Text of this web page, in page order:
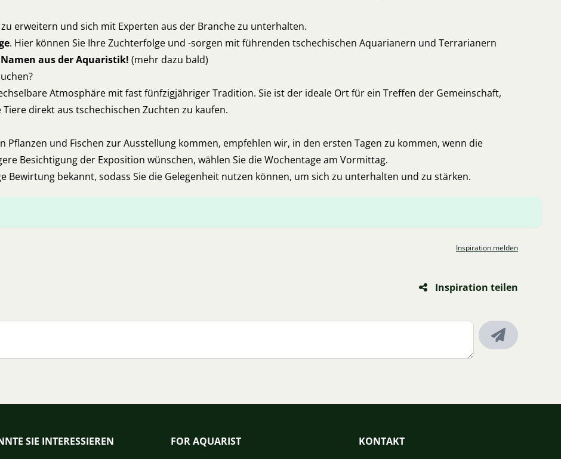
erweitern und sich mit Experten aus der Branche zu unterhalten.
. Hier können Sie Ihre Zuchterfolge und -sorgen mit führenden tschechischen Aquarianern und Terrarianern
aus der Aquaristik! (mehr dazu bald)
Atmosphäre mit fast fünfzigjähriger Tradition. Sie ist der ideale Ort für ein Treffen der Gemeinschaft,
direkt aus tschechischen Zuchten zu kaufen.
Pflanzen und Fischen zur Ausstellung kommen, empfehlen wir, in den ersten Tagen zu kommen, wenn die
Besichtigung der Exposition wünschen, wählen Sie die Wochentage am Vormittag.
bekannt, sodass Sie die Gelegenheit nutzen können, um sich zu unterhalten und zu stärken.
Inspiration melden
Inspiration teilen
SIE INTERESSIEREN FOR AQUARIST KONTAKT